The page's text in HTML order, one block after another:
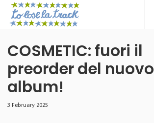
COSMETIC: fuori il
preorder del nuovo
album!
3 February 2025